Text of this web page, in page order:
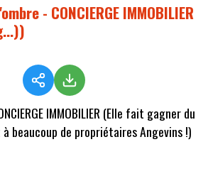
- CONCIERGE IMMOBILIER
IMMOBILIER (Elle fait gagner du
beaucoup de propriétaires Angevins !)